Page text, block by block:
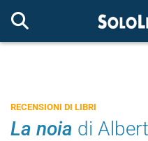
RECENSIONI DI LIBRI
La noia di